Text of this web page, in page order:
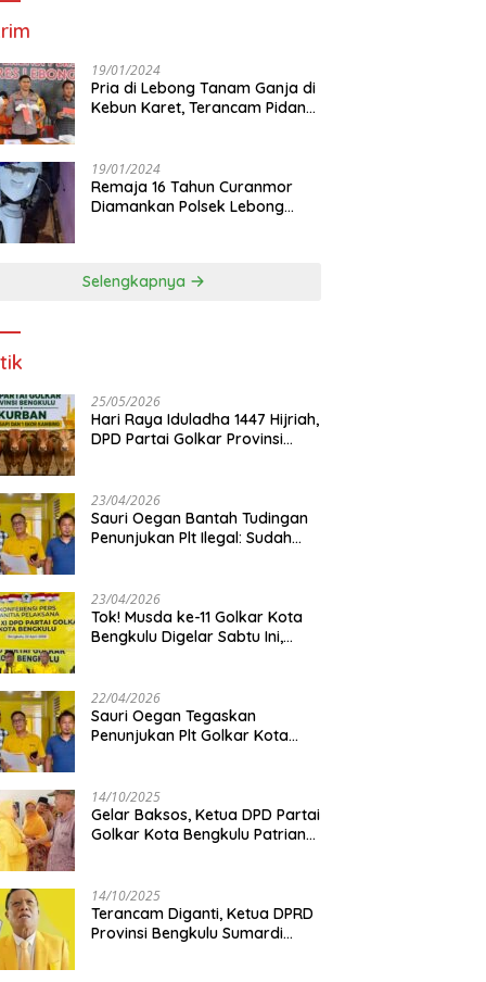
19/01/2024
Pria di Lebong Tanam Ganja di
Kebun Karet, Terancam Pidana
19/01/2024
Remaja 16 Tahun Curanmor
Diamankan Polsek Lebong
Selengkapnya
25/05/2026
Hari Raya Iduladha 1447 Hijriah,
DPD Partai Golkar Provinsi
23/04/2026
Sauri Oegan Bantah Tudingan
Penunjukan Plt Ilegal: Sudah
23/04/2026
‎Tok! Musda ke-11 Golkar Kota
Bengkulu Digelar Sabtu Ini,
22/04/2026
Sauri Oegan Tegaskan
Penunjukan Plt Golkar Kota
14/10/2025
‎Gelar Baksos, Ketua DPD Partai
Golkar Kota Bengkulu Patriana
14/10/2025
Terancam Diganti, Ketua DPRD
Provinsi Bengkulu Sumardi